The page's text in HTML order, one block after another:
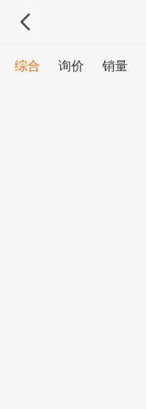
综合 询价 销量